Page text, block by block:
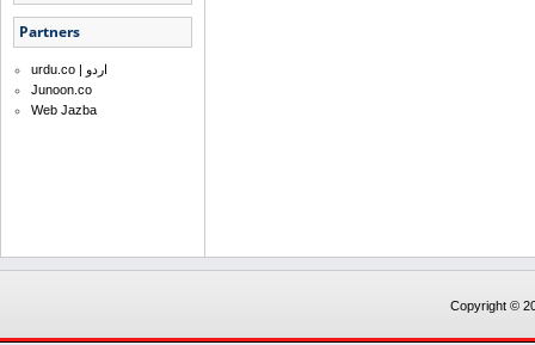
Partners
urdu.co | اردو
Junoon.co
Web Jazba
Copyright ©